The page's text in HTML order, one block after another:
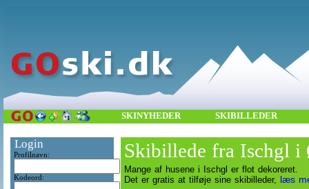
SKINYHEDER SKIBILLEDER
Login
Profilnavn:
Kodeord:
Skibillede fra Ischgl i
Mange af husene i Ischgl er flot dekoreret.
Det er gratis at tilføje sine skibilleder, læs